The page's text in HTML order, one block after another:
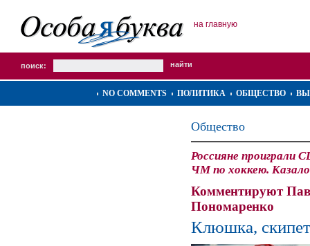
на главную
поиск:
NO COMMENTS ПОЛИТИКА ОБЩЕСТВО
Общество
Россияне проиграли
ЧМ по хоккею.
Комментируют
Пономаренко
Клюшка,